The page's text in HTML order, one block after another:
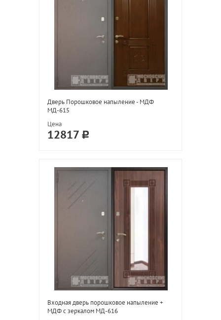
Дверь Порошковое напыление - МДФ
МД-615
Цена
12817
Входная дверь порошковое напыление +
МДФ с зеркалом МД-616